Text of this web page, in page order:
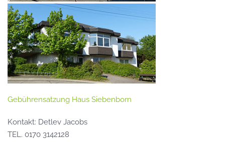
Gebührensatzung Haus Siebenborn
Kontakt: Detlev Jacobs
TEL. 0170 3142128